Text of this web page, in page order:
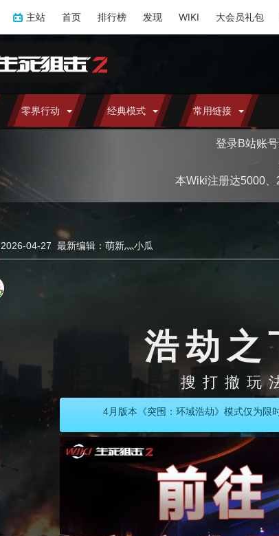
主站 首页 排行榜 发现 WIKI 大会员礼包
零界行动 经典模式 常用链接
登录B站账
本Wiki注册达5000、
2026-04-27 最新编辑： 萌新灬小瓜
浩劫之
搜打撤玩
4月版本《突围：环域浩劫》模式仅为限